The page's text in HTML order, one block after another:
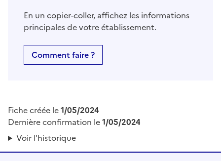
En un copier-coller, affichez les informations
principales de votre établissement.
Comment faire ?
Fiche créée le1/05/2024
Dernière confirmation le1/05/2024
Voir l'historique